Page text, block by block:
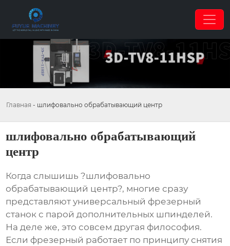
Главная - шлифовально обрабатывающий центр
шлифовально обрабатывающий
центр
Когда слышишь ?шлифовально
обрабатывающий центр?, многие сразу
представляют универсальный фрезерный
станок с парой дополнительных шпинделей.
На деле же, это совсем другая философия.
Если фрезерный работает по принципу снятия